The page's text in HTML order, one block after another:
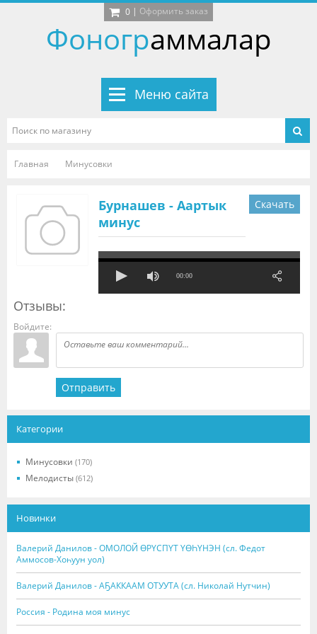
0 | Оформить заказ
Фонограммалар
Меню сайта
Главная Минусовки
Бурнашев - Аартык
минус
Скачать
00:00
Отзывы:
Войдите:
Отправить
Категории
Минусовки (170)
Мелодисты (612)
Новинки
Валерий Данилов - ОМОЛОЙ ӨРҮСПҮТ ҮӨҺҮНЭН (сл. Федот
Аммосов-Хоһуун уол)
Валерий Данилов - АҔАККААМ ОТУУТА (сл. Николай Нутчин)
Россия - Родина моя минус